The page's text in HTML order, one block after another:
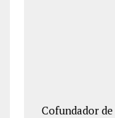
Cofundador